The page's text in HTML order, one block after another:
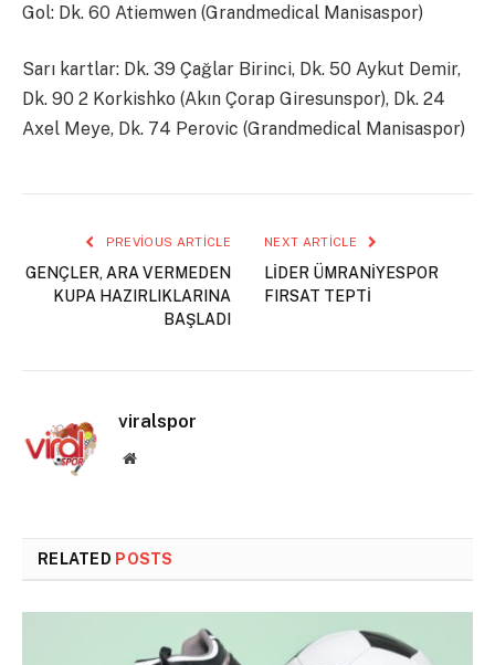
Gol: Dk. 60 Atiemwen (Grandmedical Manisaspor)
Sarı kartlar: Dk. 39 Çağlar Birinci, Dk. 50 Aykut Demir,
Dk. 90 2 Korkishko (Akın Çorap Giresunspor), Dk. 24
Axel Meye, Dk. 74 Perovic (Grandmedical Manisaspor)
PREVIOUS ARTICLE
GENÇLER, ARA VERMEDEN
KUPA HAZIRLIKLARINA
BAŞLADI
NEXT ARTICLE
LİDER ÜMRANİYESPOR
FIRSAT TEPTİ
viralspor
Website
RELATED POSTS